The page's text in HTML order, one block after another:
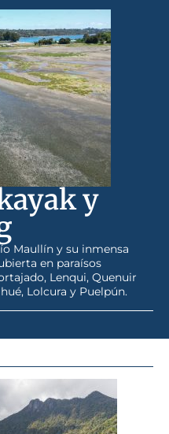
y
Maullín y su inmensa
en paraísos
Lenqui, Quenuir
Lolcura y Puelpún.